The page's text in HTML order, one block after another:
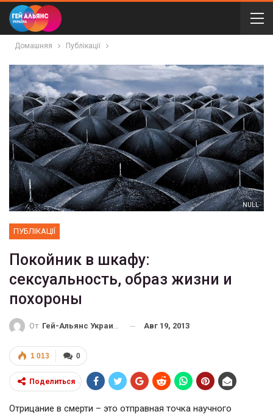
Домашняя Публікації
NULL
ПУБЛІКАЦІЇ
Покойник в шкафу:
сексуальность, образ жизни и
похороны
От Гей-Альянс Украина Авг 19, 2013
0
1 013
Поделиться
Отрицание в смерти – это отправная точка научного